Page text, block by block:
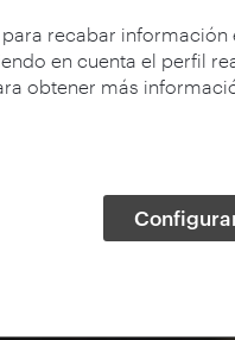
recabar
en cuenta el perfil
obtener más